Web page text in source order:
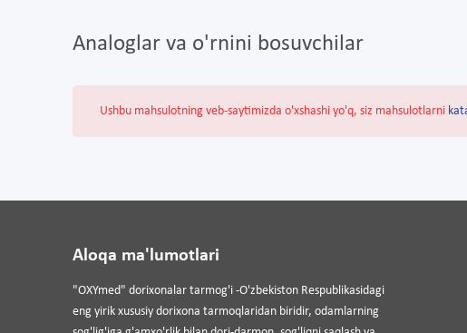
Analoglar va o'rnini bosuvchilar
Ushbu mahsulotning veb-saytimizda o'xshashi yo'q, siz mahsulotlarni
Aloqa ma'lumotlari
"OXYmed" dorixonalar tarmog'i -O'zbekiston Respublikasidagi
eng yirik xususiy dorixona tarmoqlaridan biridir, odamlarning